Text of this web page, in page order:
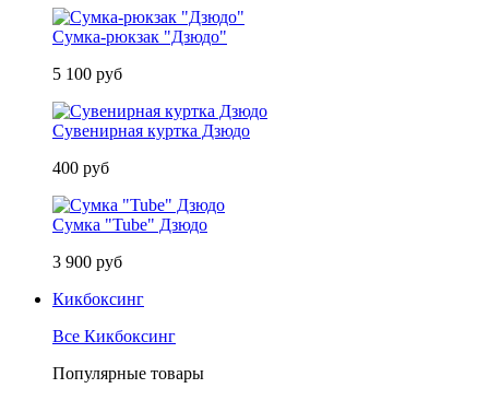
Сумка-рюкзак "Дзюдо"
5 100 руб
Сувенирная куртка Дзюдо
400 руб
Сумка "Tube" Дзюдо
3 900 руб
Кикбоксинг
Все Кикбоксинг
Популярные товары